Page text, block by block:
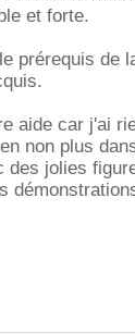
et forte.
prérequis de
aide car j'ai
non plus
des jolies